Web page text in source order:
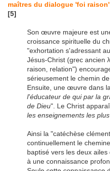
maîtres du dialogue 'foi raison'
[5]
Son œuvre majeure est
croissance spirituelle du
"exhortation s'adressant
Jésus-Christ (grec ancien
raison, relation")
sérieusement le chemin de
Ensuite, une œuvre dans
l'éducateur de qui par la
de Dieu". Le Christ
les enseignements les
Ainsi la "catéchèse
continuellement le
baptisé vers les deux
à une connaissance